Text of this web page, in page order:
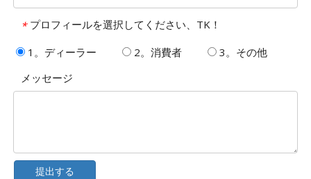
* プロフィールを選択してください、TK！
1。ディーラー
2。消費者
3。その他
メッセージ
提出する